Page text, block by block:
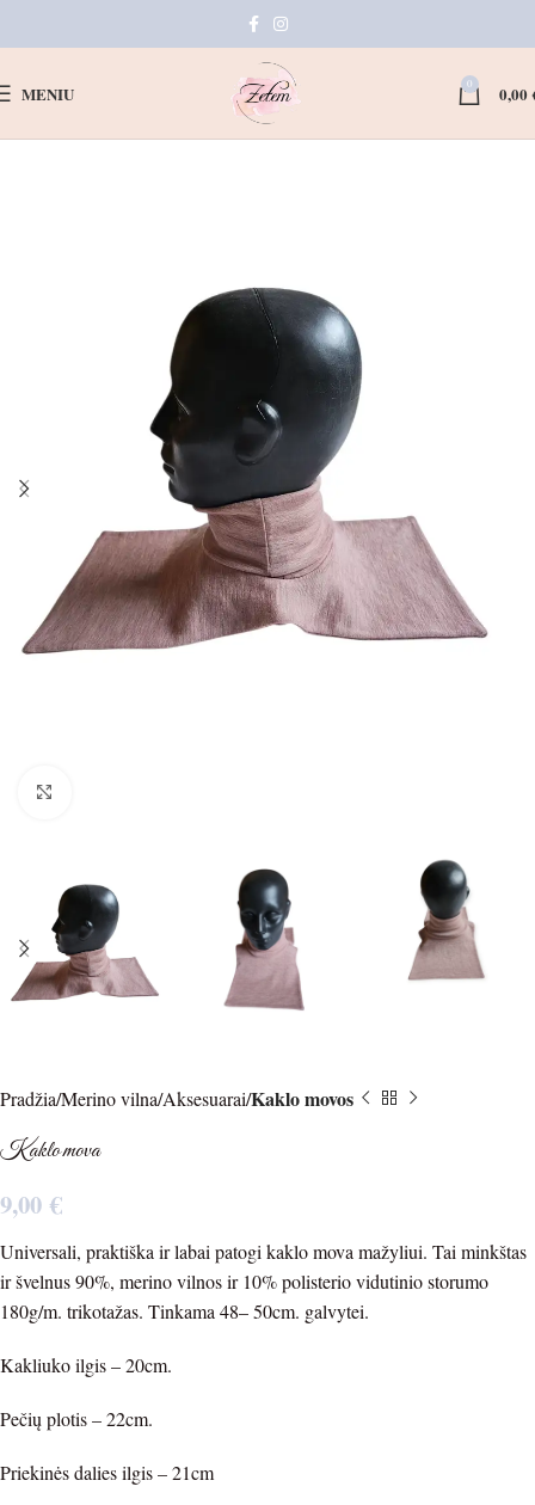
MENIU 0 0,00
Pradžia Merino vilna Aksesuarai Kaklo movos
Kaklo mova
9,00€
Universali, praktiška ir labai patogi kaklo mova mažyliui. Tai minkštas
ir švelnus 90%, merino vilnos ir 10% polisterio vidutinio storumo
180g/m. trikotažas. Tinkama 48– 50cm. galvytei.
Kakliuko ilgis – 20cm.
Pečių plotis – 22cm.
Priekinės dalies ilgis – 21cm